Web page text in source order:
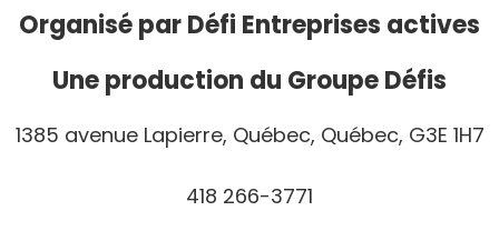
Organisé parDéfi Entreprises actives
Une production du Groupe Défis
1385 avenue Lapierre, Québec, Québec, G3E 1H7
418 266-3771